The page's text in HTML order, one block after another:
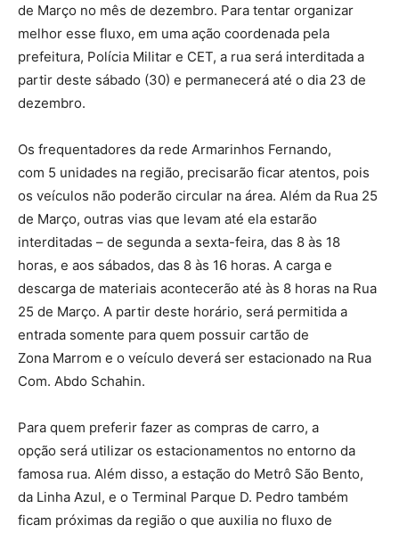
de Março no mês de dezembro. Para tentar organizar
melhor esse fluxo, em uma ação coordenada pela
prefeitura, Polícia Militar e CET, a rua será interditada a
partir deste sábado (30) e permanecerá até o dia 23 de
dezembro.
Os frequentadores da rede Armarinhos Fernando,
com 5 unidades na região, precisarão ficar atentos, pois
os veículos não poderão circular na área. Além da Rua 25
de Março, outras vias que levam até ela estarão
interditadas – de segunda a sexta-feira, das 8 às 18
horas, e aos sábados, das 8 às 16 horas. A carga e
descarga de materiais acontecerão até às 8 horas na Rua
25 de Março. A partir deste horário, será permitida a
entrada somente para quem possuir cartão de
Zona Marrom e o veículo deverá ser estacionado na Rua
Com. Abdo Schahin.
Para quem preferir fazer as compras de carro, a
opção será utilizar os estacionamentos no entorno da
famosa rua. Além disso, a estação do Metrô São Bento,
da Linha Azul, e o Terminal Parque D. Pedro também
ficam próximas da região o que auxilia no fluxo de